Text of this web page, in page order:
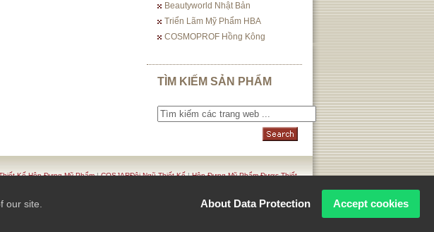
Beautyworld Nhật Bản
Triển Lãm Mỹ Phẩm HBA
COSMOPROF Hồng Kông
TÌM KIẾM SẢN PHẨM
Kế Hộp Đựng Mỹ Phẩm|COSJARĐội Ngũ Thiết Kế|Hộp Đựng Mỹ Phẩm Được Thiết
Powered By
our site. About Data Protection Accept cookies